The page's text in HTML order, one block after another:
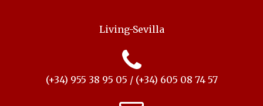
Living-Sevilla
(+34) 955 38 95 05 / (+34) 605 08 74 57